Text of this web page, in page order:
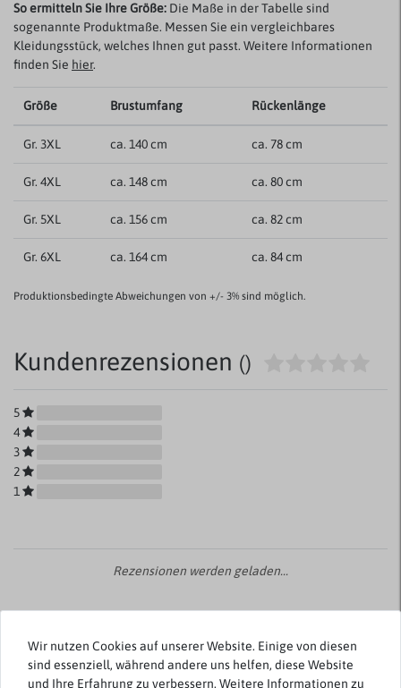
So ermitteln Sie Ihre Größe: Die Maße in der Tabelle sind
sogenannte Produktmaße. Messen Sie ein vergleichbares
Kleidungsstück, welches Ihnen gut passt. Weitere Informationen
finden Sie hier.
Größe Brustumfang Rückenlänge
Gr. 3XL ca. 140 cm ca. 78 cm
Gr. 4XL ca. 148 cm ca. 80 cm
Gr. 5XL ca. 156 cm ca. 82 cm
Gr. 6XL ca. 164 cm ca. 84 cm
Produktionsbedingte Abweichungen von +/- 3% sind möglich.
Kundenrezensionen ()
5
4
3
2
1
Rezensionen werden geladen...
Weitere Artikel von Redmond
Wir nutzen Cookies auf unserer Website. Einige von diesen
sind essenziell, während andere uns helfen, diese Website
und Ihre Erfahrung zu verbessern. Weitere Informationen zu